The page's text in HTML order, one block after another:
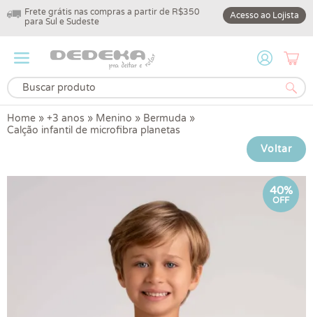
Frete grátis nas compras a partir de R$350
para Sul e Sudeste
10% off na
DEDEKA10
Acesso ao Lojista
Home » +3 anos » Menino » Bermuda »
Calção infantil de microfibra planetas
Voltar
40%
OFF